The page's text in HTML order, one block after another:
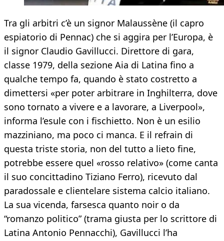
Tra gli arbitri c’è un signor Malaussène (il capro
espiatorio di Pennac) che si aggira per l’Europa, è
il signor Claudio Gavillucci. Direttore di gara,
classe 1979, della sezione Aia di Latina fino a
qualche tempo fa, quando è stato costretto a
dimettersi «per poter arbitrare in Inghilterra, dove
sono tornato a vivere e a lavorare, a Liverpool»,
informa l’esule con i fischietto. Non è un esilio
mazziniano, ma poco ci manca. E il refrain di
questa triste storia, non del tutto a lieto fine,
potrebbe essere quel «rosso relativo» (come canta
il suo concittadino Tiziano Ferro), ricevuto dal
paradossale e clientelare sistema calcio italiano.
La sua vicenda, farsesca quanto noir o da
“romanzo politico” (trama giusta per lo scrittore di
Latina Antonio Pennacchi), Gavillucci l’ha